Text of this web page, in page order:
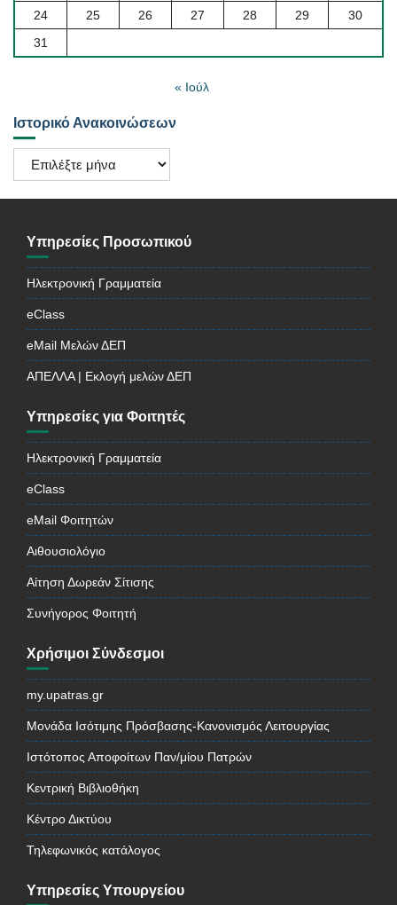
24
25 26 27 28 29
30
31
« Ιούλ
Ιστορικό Ανακοινώσεων
Ιστορικό
Ανακοινώσεων
Υπηρεσίες Προσωπικού
Ηλεκτρονική Γραμματεία
eClass
eMail Μελών ΔΕΠ
ΑΠΕΛΛΑ | Εκλογή μελών ΔΕΠ
Υπηρεσίες για Φοιτητές
Ηλεκτρονική Γραμματεία
eClass
eMail Φοιτητών
Αιθουσιολόγιο
Αίτηση Δωρεάν Σίτισης
Συνήγορος Φοιτητή
Χρήσιμοι Σύνδεσμοι
my.upatras.gr
Μονάδα Ισότιμης Πρόσβασης-Κανονισμός Λειτουργίας
Ιστότοπος Αποφοίτων Παν/μίου Πατρών
Κεντρική Βιβλιοθήκη
Κέντρο Δικτύου
Τηλεφωνικός κατάλογος
Υπηρεσίες Υπουργείου